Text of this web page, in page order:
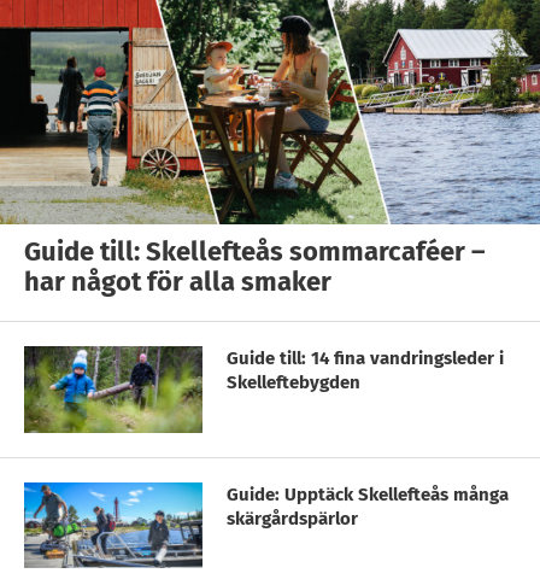
Guide till: Skellefteås sommarcaféer –
har något för alla smaker
Guide till: 14 fina vandringsleder i
Skelleftebygden
Guide: Upptäck Skellefteås många
skärgårdspärlor